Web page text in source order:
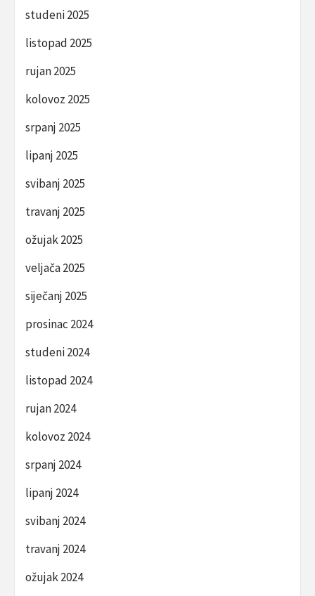
studeni 2025
listopad 2025
rujan 2025
kolovoz 2025
srpanj 2025
lipanj 2025
svibanj 2025
travanj 2025
ožujak 2025
veljača 2025
siječanj 2025
prosinac 2024
studeni 2024
listopad 2024
rujan 2024
kolovoz 2024
srpanj 2024
lipanj 2024
svibanj 2024
travanj 2024
ožujak 2024